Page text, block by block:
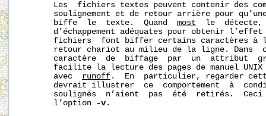
Les  fichiers textes peuvent contenir des
soulignement et de retour arrière pour
       biffe  le  texte.  Quand
most
le  détecte,
d’échappement adéquates pour obtenir
fichiers  font biffer certains caractères à
retour chariot au milieu de la ligne. Dans
caractère  de  biffage  par  un  attribut
facilite la lecture des pages de manuel
       avec
runoff .  En  particulier, regarder
devrait illustrer  ce  comportement  à
soulignés  n’aient  pas  été  retirés.
       l’option
-v .